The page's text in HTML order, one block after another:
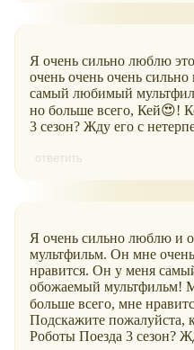
Я очень сильно люблю
очень очень очень
самый любимый
но больше всего, Кей😍!
3 сезон? Жду его с
ответить
Я очень сильно люблю и
мультфильм. Он мне
нравится. Он у меня
обожаемый мультфильм!
больше всего, мне
Подскажите пожалуйста,
Роботы Поезда 3 сезон?